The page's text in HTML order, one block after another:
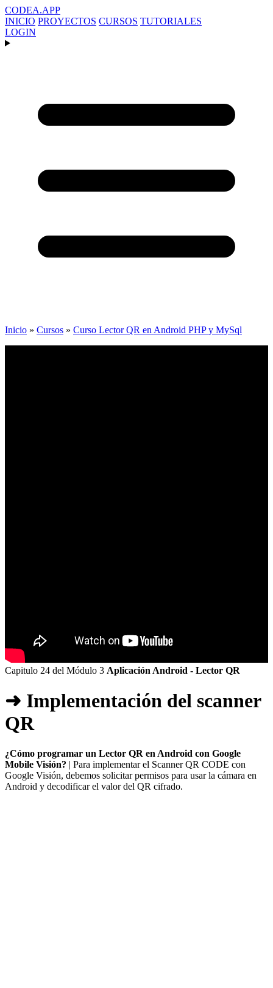
CODEA.APP
INICIO PROYECTOS CURSOS TUTORIALES
LOGIN
Inicio » Cursos » Curso Lector QR en Android PHP y MySql
Capitulo 24 del Módulo 3 Aplicación Android - Lector QR
➜ Implementación del scanner
QR
¿Cómo programar un Lector QR en Android con Google
Mobile Visión? | Para implementar el Scanner QR CODE con
Google Visión, debemos solicitar permisos para usar la cámara en
Android y decodificar el valor del QR cifrado.